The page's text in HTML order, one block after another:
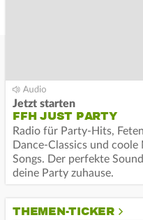
Jetzt starten
FFH JUST PARTY
Radio für Party-Hits,
Dance-Classics und coole
Songs. Der perfekte
deine Party zuhause.
THEMEN-TICKER